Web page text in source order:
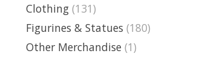
Clothing (131)
Figurines & Statues (180)
Other Merchandise (1)